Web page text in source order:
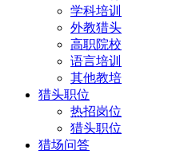
学科培训
外教猎头
高职院校
语言培训
其他教培
猎头职位
热招岗位
猎头职位
猎场问答